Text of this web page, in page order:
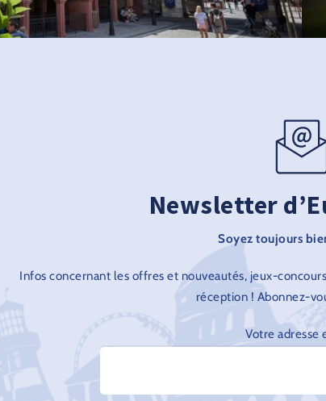
Newsletter
Soyez toujours
Infos concernant les offres et nouveautés, jeux-
réception ! Abonnez-
Votre adresse